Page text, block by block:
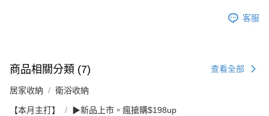
客服
商品相關分類 (7) 查看全部
居家收納 衛浴收納
【本月主打】 ▶新品上市。瘋搶購$198up